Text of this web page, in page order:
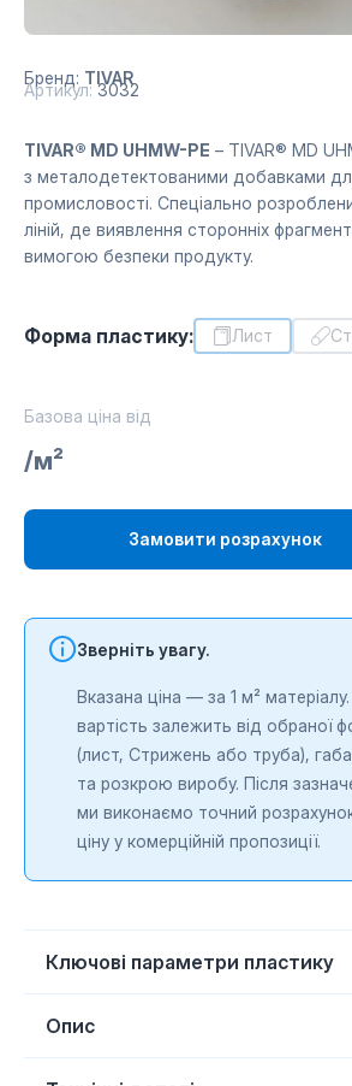
Бренд: TIVAR
Артикул: 3032
TIVAR® MD UHMW-PE – TIVAR® MD
з металодетектованими добавками
промисловості. Спеціально
ліній, де виявлення сторонніх
вимогою безпеки продукту.
Форма пластику: Лист
Базова ціна від
/м²
Замовити розрахунок
Зверніть увагу.
Вказана ціна — за 1 м²
вартість залежить від обраної
(лист, Cтрижень або труба),
та розкрою виробу. Після
ми виконаємо точний
ціну у комерційній пропозиції.
Ключові параметри пластику
Сфера застосування
Опис